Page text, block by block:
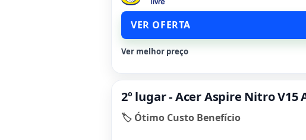
VER OFERTA
Ver melhor preço
2º lugar - Acer Aspire Nitro V15
🏷️ Ótimo Custo Benefício